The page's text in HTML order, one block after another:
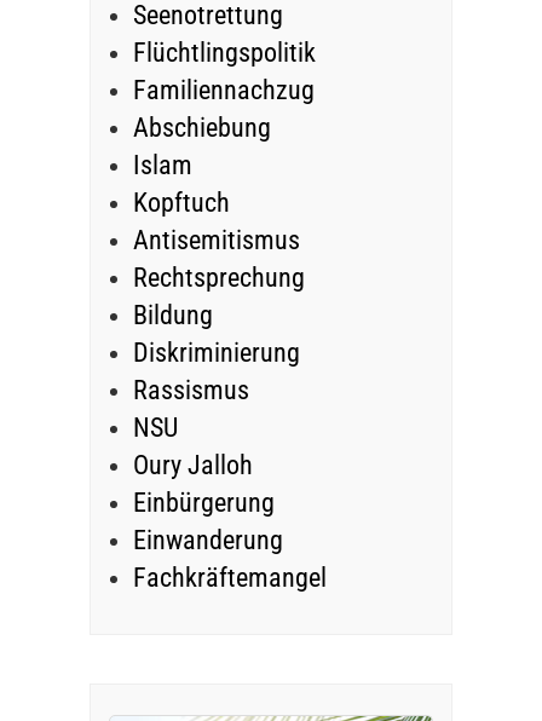
Seenotrettung
Flüchtlingspolitik
Familiennachzug
Abschiebung
Islam
Kopftuch
Antisemitismus
Rechtsprechung
Bildung
Diskriminierung
Rassismus
NSU
Oury Jalloh
Einbürgerung
Einwanderung
Fachkräftemangel